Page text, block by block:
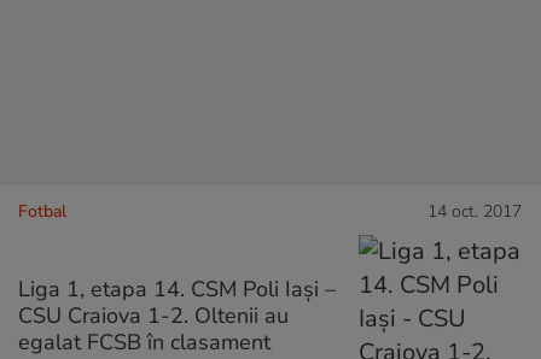
Fotbal 14 oct. 2017
Liga 1, etapa 14. CSM Poli Iași –
CSU Craiova 1-2. Oltenii au
egalat FCSB în clasament